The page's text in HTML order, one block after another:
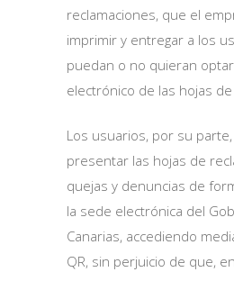
reclamaciones, que el
imprimir y entregar a los
puedan o no quieran
electrónico de las hojas
Los usuarios, por su
presentar las hojas de
quejas y denuncias de
la sede electrónica del
Canarias, accediendo
QR, sin perjuicio de que,